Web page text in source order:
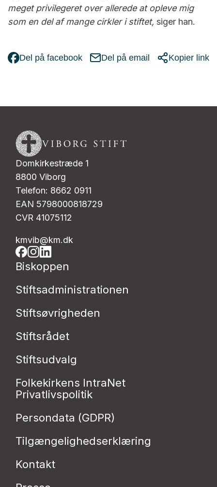
meget privilegeret over allerede at opleve mig
som en del af mange cirkler i stiftet, siger han.
Del på facebook Del på email Kopier link
Domkirkestræde 1
8800 Viborg
Telefon: 8662 0911
EAN 5798000818729
CVR 41075112
kmvib@km.dk
Biskoppen
Stiftsadministrationen
Stiftsøvrigheden
Stiftsrådet
Stiftsudvalg
Folkekirkens IntraNet
Privatlivspolitik
Persondata (GDPR)
Tilgængelighedserklæring
Kontakt